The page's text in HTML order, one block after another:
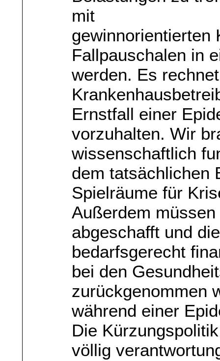
mit
gewinnorientierten
Fallpauschalen in
werden. Es
Ernstfall einer
vorzuhalten. Wir
wissenschaftlich
dem tatsächlichen
Spielräume für
Außerdem
abgeschafft und
bedarfsgerecht
bei den
zurückgenommen
während einer
Die
völlig